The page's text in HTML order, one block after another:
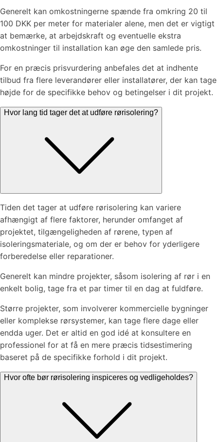
Generelt kan omkostningerne spænde fra omkring 20 til
100 DKK per meter for materialer alene, men det er vigtigt
at bemærke, at arbejdskraft og eventuelle ekstra
omkostninger til installation kan øge den samlede pris.
For en præcis prisvurdering anbefales det at indhente
tilbud fra flere leverandører eller installatører, der kan tage
højde for de specifikke behov og betingelser i dit projekt.
Hvor lang tid tager det at udføre rørisolering?
Tiden det tager at udføre rørisolering kan variere
afhængigt af flere faktorer, herunder omfanget af
projektet, tilgængeligheden af rørene, typen af
isoleringsmateriale, og om der er behov for yderligere
forberedelse eller reparationer.
Generelt kan mindre projekter, såsom isolering af rør i en
enkelt bolig, tage fra et par timer til en dag at fuldføre.
Større projekter, som involverer kommercielle bygninger
eller komplekse rørsystemer, kan tage flere dage eller
endda uger. Det er altid en god idé at konsultere en
professionel for at få en mere præcis tidsestimering
baseret på de specifikke forhold i dit projekt.
Hvor ofte bør rørisolering inspiceres og vedligeholdes?